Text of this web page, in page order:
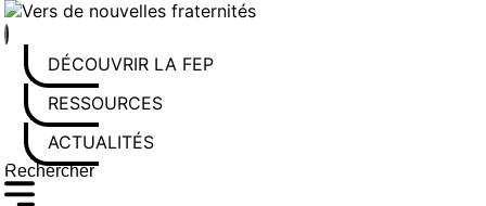
Aller
au
contenuDÉCOUVRIR LA FEP
RESSOURCES
ACTUALITÉS
Rechercher sur le site
Saisissez au moins 3 caractères pour lancer la recherche